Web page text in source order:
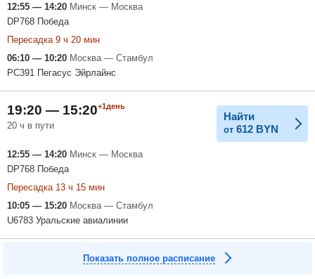
12:55 — 14:20 Минск — Москва
DP768 Победа
Пересадка 9 ч 20 мин
06:10 — 10:20 Москва — Стамбул
PC391 Пегасус Эйрлайнс
19:20 — 15:20+1день
20 ч в пути
Найти
от 612 BYN
12:55 — 14:20 Минск — Москва
DP768 Победа
Пересадка 13 ч 15 мин
10:05 — 15:20 Москва — Стамбул
U6783 Уральские авиалинии
Показать полное расписание